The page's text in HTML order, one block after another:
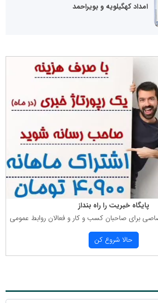
امداد کهگیلویه و بویراحمد
پایگاه خبریت را راه بنداز
برای صاحبان كسب و كار و فعالان روابط عمومی
حالا شروع كن